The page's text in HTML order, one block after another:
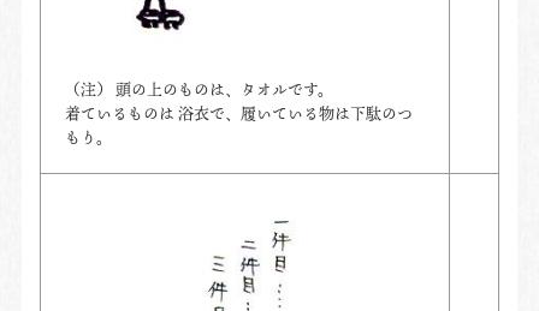
（注） 頭の上のものは、タオルです。
着ているものは 浴衣で、履いている物は下駄のつ
もり。